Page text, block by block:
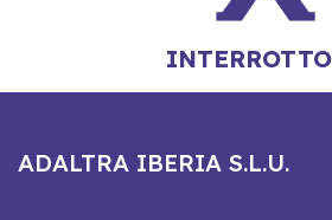
ADALTRA IBERIA S.L.U.